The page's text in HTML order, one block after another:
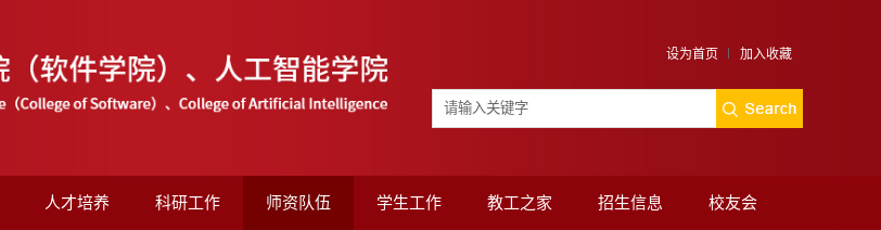
设为首页 加入收藏
人才培养 科研工作 师资队伍 学生工作 教工之家 招生信息 校友会